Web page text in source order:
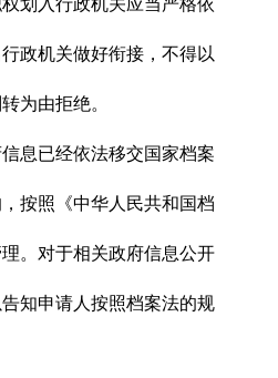
政机关做好衔接，不得以
为由拒绝。
息已经依法移交国家档案
按照《中华人民共和国档
。对于相关政府信息公开
知申请人按照档案法的规